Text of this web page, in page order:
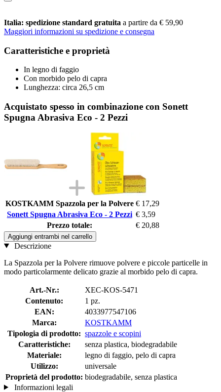
Italia: spedizione standard gratuita a partire da € 59,90
Maggiori informazioni su spedizione e consegna
Caratteristiche e proprietà
In legno di faggio
Con morbido pelo di capra
Lunghezza: circa 26,5 cm
Acquistato spesso in combinazione con Sonett
Spugna Abrasiva Eco - 2 Pezzi
KOSTKAMM Spazzola per la Polvere € 17,29
Sonett Spugna Abrasiva Eco - 2 Pezzi € 3,59
Prezzo totale:
€ 20,88
Aggiungi entrambi nel carrello
Descrizione
La Spazzola per la Polvere rimuove polvere e piccole particelle in
modo particolarmente delicato grazie al morbido pelo di capra.
Art.-Nr.:
XEC-KOS-5471
Contenuto:
1 pz.
EAN:
4033977547106
Marca:
KOSTKAMM
Tipologia di prodotto: spazzole e scopini
Caratteristiche:
senza plastica, biodegradabile
Materiale:
legno di faggio, pelo di capra
Utilizzo:
universale
Proprietà del prodotto: biodegradabile, senza plastica
Informazioni legali